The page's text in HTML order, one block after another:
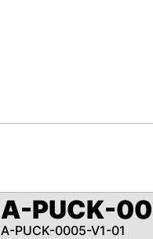
A-PUCK-
A-PUCK-0005-V1-01